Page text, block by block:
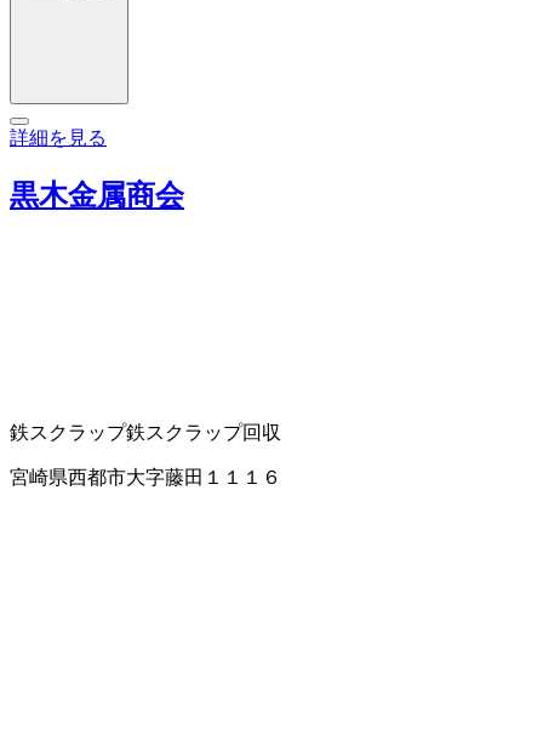
詳細を見る
黒木金属商会
鉄スクラップ鉄スクラップ回収
宮崎県西都市大字藤田１１１６